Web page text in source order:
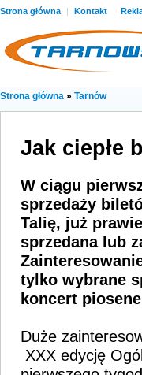
Strona główna | Kontakt |
Strona główna » Tarnów
Jak ciepłe
W ciągu
sprzedaży
Talię, już
sprzedana lub
tylko wybrane
koncert
Duże
XXX edycję